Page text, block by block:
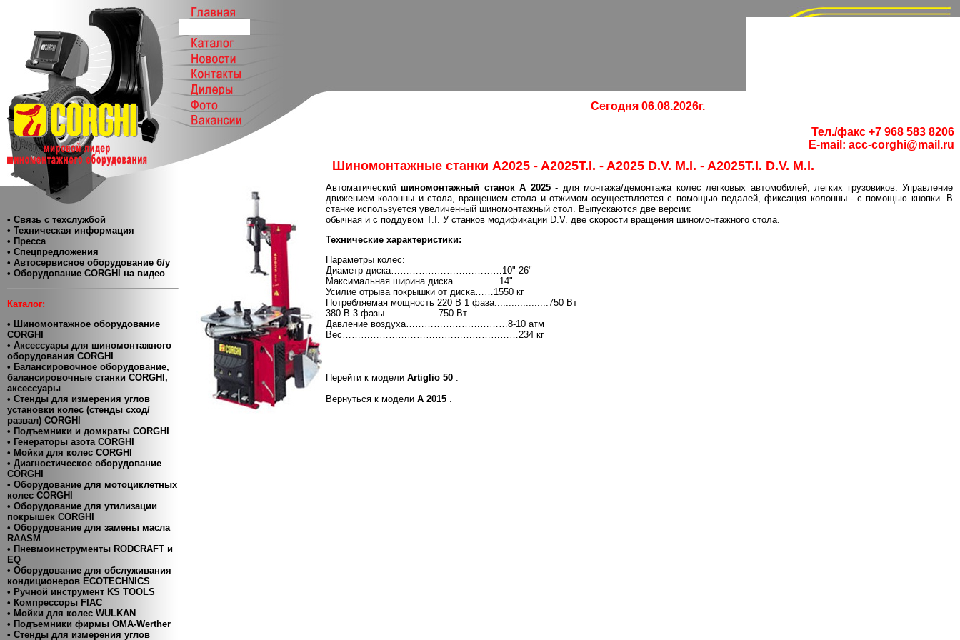
• Связь с техслужбой
• Техническая информация
• Пресса
• Спецпредложения
• Автосервисное оборудование б/у
• Оборудование CORGHI на видео
Каталог:
• Шиномонтажное оборудование
CORGHI
• Аксессуары для шиномонтажного
оборудования CORGHI
• Балансировочное оборудование,
балансировочные станки CORGHI,
аксессуары
• Стенды для измерения углов
установки колес (стенды сход/
развал) CORGHI
• Подъемники и домкраты CORGHI
• Генераторы азота CORGHI
• Мойки для колес CORGHI
• Диагностическое оборудование
CORGHI
• Оборудование для мотоциклетных
колес CORGHI
• Оборудование для утилизации
покрышек CORGHI
• Оборудование для замены масла
RAASM
• Пневмоинструменты RODCRAFT и
EQ
• Оборудование для обслуживания
кондиционеров ECOTECHNICS
• Ручной инструмент KS TOOLS
• Компресcоры FIAC
• Мойки для колес WULKAN
• Подъемники фирмы OMA-Werther
• Стенды для измерения углов
Сегодня 06.08.2026г.
Тел./факс +7 968 583 8206
E-mail: acc-corghi@mail.ru
Шиномонтажные станки A2025 - A2025T.I. - A2025 D.V. M.I. - A2025T.I. D.V. M.I.
Автоматическийшиномонтажный станок A 2025- для монтажа/демонтажа колес легковых автомобилей, легких грузовиков. Управление
движением колонны и стола, вращением стола и отжимом осуществляется с помощью педалей, фиксация колонны - с помощью кнопки. В
станке используется увеличенный шиномонтажный стол. Выпускаются две версии:
обычная и с поддувом T.I. У станков модификации D.V. две скорости вращения шиномонтажного стола.
Технические характеристики:
Параметры колес:
Диаметр диска………………………………10"-26"
Максимальная ширина диска……………14"
Усилие отрыва покрышки от диска……1550 кг
Потребляемая мощность 220 В 1 фаза...................750 Вт
380 В 3 фазы...................750 Вт
Давление воздуха……………………………8-10 атм
Вес…………………………………………………234 кг
Перейти к модели Аrtiglio 50 .
Вернуться к модели А 2015 .